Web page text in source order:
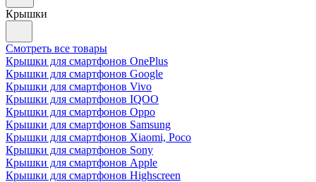
Крышки
Смотреть все товары
Крышки для смартфонов OnePlus
Крышки для смартфонов Google
Крышки для смартфонов Vivo
Крышки для смартфонов IQOO
Крышки для смартфонов Oppo
Крышки для смартфонов Samsung
Крышки для смартфонов Xiaomi, Poco
Крышки для смартфонов Sony
Крышки для смартфонов Apple
Крышки для смартфонов Highscreen